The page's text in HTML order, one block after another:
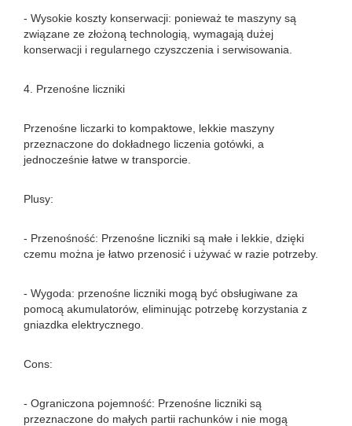
- Wysokie koszty konserwacji: ponieważ te maszyny są
związane ze złożoną technologią, wymagają dużej
konserwacji i regularnego czyszczenia i serwisowania.
4. Przenośne liczniki
Przenośne liczarki to kompaktowe, lekkie maszyny
przeznaczone do dokładnego liczenia gotówki, a
jednocześnie łatwe w transporcie.
Plusy:
- Przenośność: Przenośne liczniki są małe i lekkie, dzięki
czemu można je łatwo przenosić i używać w razie potrzeby.
- Wygoda: przenośne liczniki mogą być obsługiwane za
pomocą akumulatorów, eliminując potrzebę korzystania z
gniazdka elektrycznego.
Cons:
- Ograniczona pojemność: Przenośne liczniki są
przeznaczone do małych partii rachunków i nie mogą